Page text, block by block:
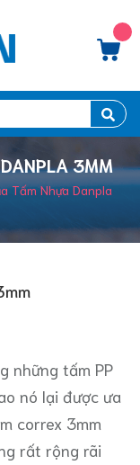
3MM
Tấm Nhựa Danpla
những tấm PP
nó lại được ưa
correx 3mm
rất rộng rãi